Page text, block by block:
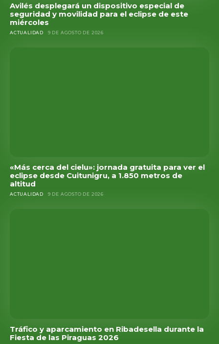
Avilés desplegará un dispositivo especial de
seguridad y movilidad para el eclipse de este
miércoles
ACTUALIDAD 9 DE AGOSTO DE 2026
«Más cerca del cielu»: jornada gratuita para ver el
eclipse desde Cuitunigru, a 1.850 metros de
altitud
ACTUALIDAD 9 DE AGOSTO DE 2026
Tráfico y aparcamiento en Ribadesella durante la
Fiesta de las Piraguas 2026